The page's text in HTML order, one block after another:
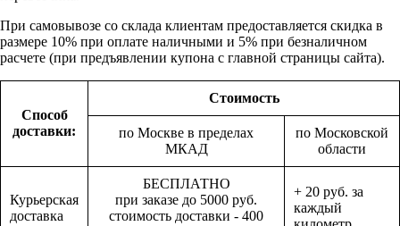
При самовывозе со склада клиентам предоставляется скидка в
размере 10% при оплате наличными и 5% при безналичном
расчете (при предъявлении купона с главной страницы сайта).
Способ
доставки:
Стоимость
по Москве в пределах
МКАД
по Московской
области
Курьерская
доставка
БЕСПЛАТНО
при заказе до 5000 руб.
стоимость доставки - 400
+ 20 руб. за
каждый